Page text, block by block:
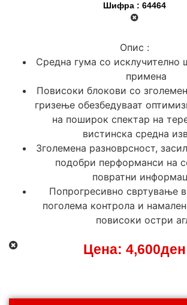
Шифра : 64464
Опис :
Средна гума со исклучително
примена
Повисоки блокови со
гризење обезбедуваат
на поширок спектар на
вистинска средна
Зголемена разноврсност,
подобри перформанси на
повратни
Попрогресивно свртување
поголема контрола и
повисоки остри
Цена: 4,600ден